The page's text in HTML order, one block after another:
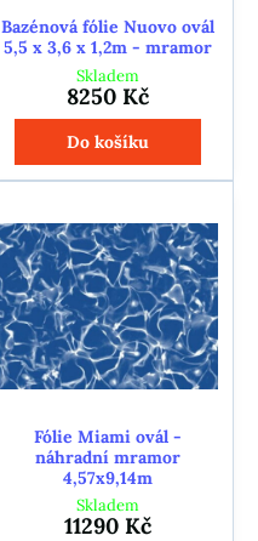
Bazénová fólie Nuovo ovál
5,5 x 3,6 x 1,2m - mramor
Skladem
8250 Kč
Do košíku
Fólie Miami ovál -
náhradní mramor
4,57x9,14m
Skladem
11290 Kč